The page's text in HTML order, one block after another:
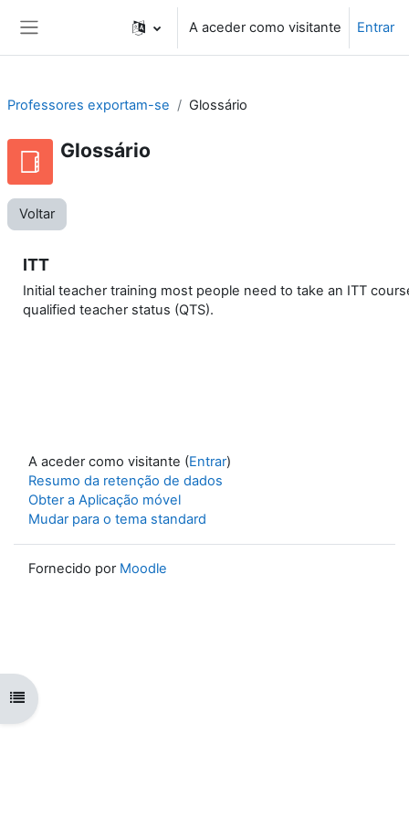
A aceder como visitante Entrar
Abrir índice da disciplina
Professores exportam-se Glossário
Glossário
Voltar
ITT
Initial teacher training most people need to take an ITT
qualified teacher status (QTS).
A aceder como visitante (Entrar)
Resumo da retenção de dados
Obter a Aplicação móvel
Mudar para o tema standard
Fornecido por Moodle